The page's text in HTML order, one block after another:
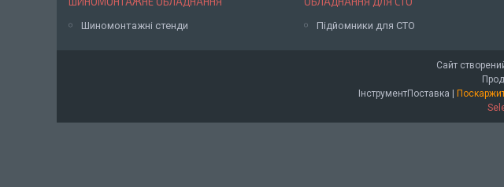
Шиномонтажні стенди Підйомники для СТО
Сайт
ІнструментПоставка |